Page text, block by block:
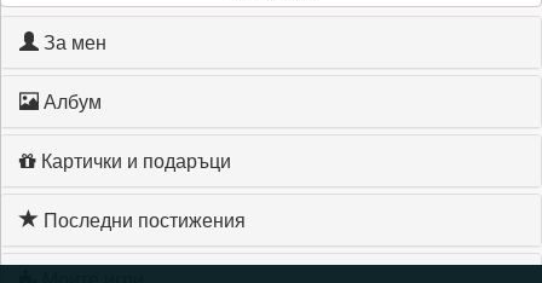
За мен
Албум
Картички и подаръци
Последни постижения